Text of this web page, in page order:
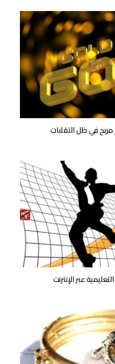
في ظل التقلبات
عبر الإنترنت